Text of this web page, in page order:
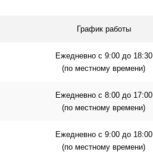
График работы
Ежедневно с 9:00 до 18:30
(по местному времени)
Ежедневно с 8:00 до 17:00
(по местному времени)
Ежедневно с 9:00 до 18:00
(по местному времени)